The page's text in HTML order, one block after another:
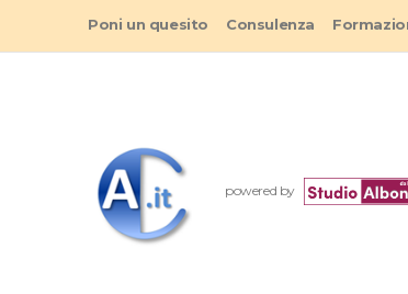
Poni un quesito Consulenza
powered by